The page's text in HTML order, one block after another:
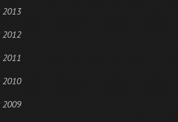
2013
2012
2011
2010
2009